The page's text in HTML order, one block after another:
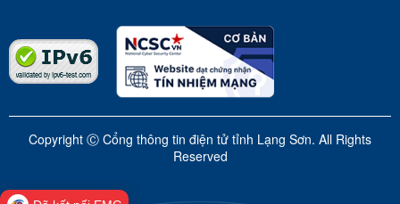
Copyright Ⓒ Cổng thông tin điện tử tỉnh Lạng Sơn. All Rights
Reserved